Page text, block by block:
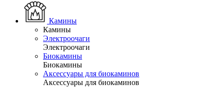
Камины
Камины
Электроочаги
Электроочаги
Биокамины
Биокамины
Аксессуары для биокаминов
Аксессуары для биокаминов